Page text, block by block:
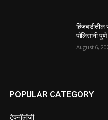
हिंजवडीतील
पोलिसांनी
August 6,
POPULAR CATEGORY
टेक्नॉलॉजी